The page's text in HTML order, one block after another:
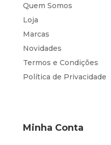
Quem Somos
Loja
Marcas
Novidades
Termos e Condições
Política de Privacidade
Minha Conta